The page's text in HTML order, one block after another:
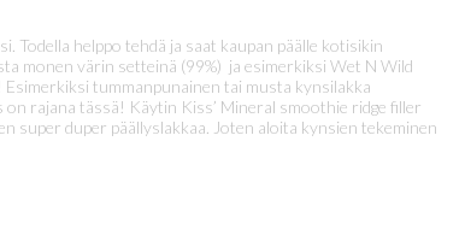
helppo tehdä ja saat kaupan päälle kotisikin
monen värin setteinä (99%) ja esimerkiksi Wet N Wild
tummanpunainen tai musta kynsilakka
rajana tässä! Käytin Kiss’ Mineral smoothie ridge filler
super duper päällyslakkaa. Joten aloita kynsien tekeminen